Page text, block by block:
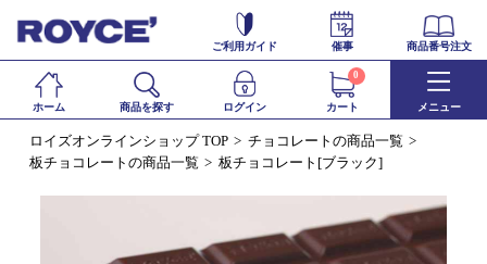
ご利用ガイド 催事 商品番号注文
ホーム 商品を探す ログイン カート
0
メニュー
ロイズオンラインショップ TOP
チョコレートの商品一覧
板チョコレートの商品一覧
板チョコレート[ブラック]